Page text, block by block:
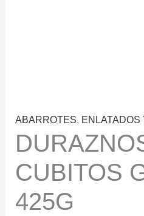
ABARROTES, ENLATADOS
CUBITOS
425G